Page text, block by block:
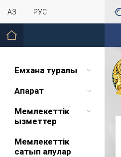
ҚАЗ РУС
Емхана туралы
Ақпарат
Мемлекеттік
қызметтер
Мемлекеттік
сатып алулар